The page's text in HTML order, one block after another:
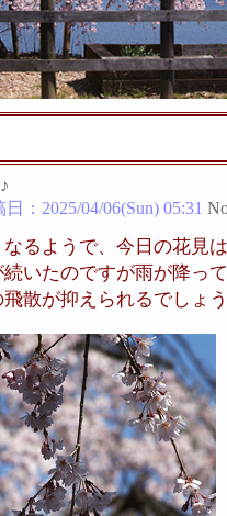
： 2025/04/06(Sun) 05:31
るようで、今日の花見
いたのですが雨が降っ
散が抑えられるでしょ